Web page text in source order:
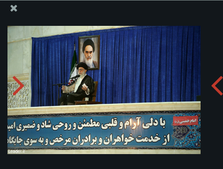
Au grand rassemblement du peuple au mausolée de
l’Imam Khomeiny
Télécharger l'album: